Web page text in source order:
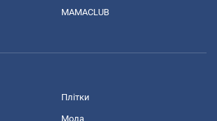
MAMACLUB
Плітки
Мода